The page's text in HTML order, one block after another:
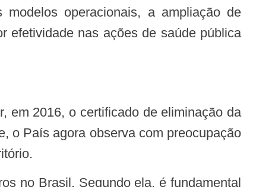
operacionais, a ampliação de
efetividade nas ações de saúde pública
o País agora observa com preocupação